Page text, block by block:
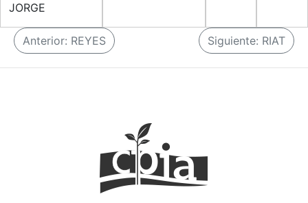
JORGE
N
a
Anterior: REYES Siguiente: RIAT